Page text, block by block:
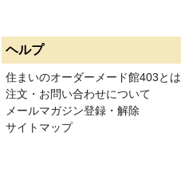
ヘルプ
住まいのオーダーメード館403とは
注文・お問い合わせについて
メールマガジン登録・解除
サイトマップ